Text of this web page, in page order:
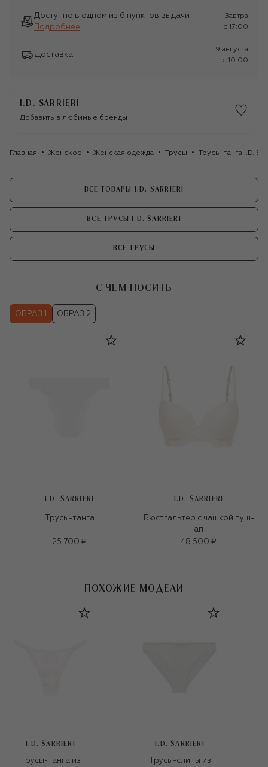
Доступно в одном из 6 пунктов выдачи
Подробнее
Завтра
c 17:00
Доставка
9 августа
c 10:00
I.D. SARRIERI
Добавить в любимые бренды
Главная Женское Женская одежда Трусы Трусы-танга I.D.
ВСЕ ТОВАРЫ I.D. SARRIERI
ВСЕ ТРУСЫ I.D. SARRIERI
ВСЕ ТРУСЫ
С ЧЕМ НОСИТЬ
ОБРАЗ 1 ОБРАЗ 2
I.D. SARRIERI
Трусы-танга
25 700 ₽
I.D. SARRIERI
Бюстгальтер с чашкой пуш-
ап
48 500 ₽
ПОХОЖИЕ МОДЕЛИ
I.D. SARRIERI
Трусы-танга из
I.D. SARRIERI
Трусы-слипы из